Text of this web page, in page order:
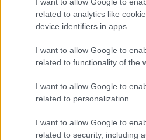
related to analytics like
device identifiers in apps.
I want to allow Google to
related to functionality of the
I want to allow Google to
related to personalization.
I want to allow Google to
related to security, including
TRIBUNALE DI NOCERA
ISCRIZIONE AL ROC N. 35792 –
NAZIONALE
Privacy e